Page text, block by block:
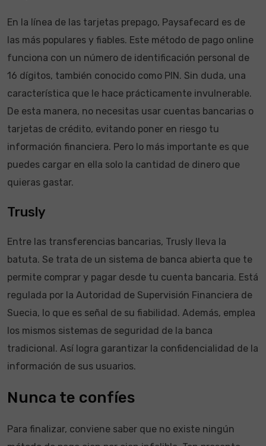
En la línea de las tarjetas prepago, Paysafecard es de
las más populares y fiables. Este método de pago online
funciona con un número de identificación personal de
16 dígitos, también conocido como PIN. Sin duda, una
característica que le hace prácticamente invulnerable.
De esta manera, no necesitas usar cuentas bancarias o
tarjetas de crédito, evitando poner en riesgo tu
información financiera. Pero lo más importante es que
puedes cargar en ella solo la cantidad de dinero que
quieras gastar.
Trusly
Entre las transferencias bancarias, Trusly lleva la
batuta. Se trata de un sistema de banca abierta que te
permite comprar y pagar desde tu cuenta bancaria. Está
regulada por la Autoridad de Supervisión Financiera de
Suecia, lo que es señal de su fiabilidad. Además, emplea
los mismos sistemas de seguridad de la banca
tradicional. Así logra garantizar la confidencialidad de la
información de sus usuarios.
Nunca te confíes
Para finalizar, conviene saber que no existe ningún